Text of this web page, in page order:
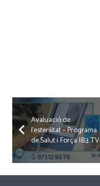
Avaluació de
l’esterilitat – Programa
de Salut i Força IB3 TV